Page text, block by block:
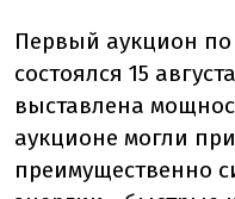
Первый аукцион
состоялся 15
выставлена
аукционе могли
преимущественно